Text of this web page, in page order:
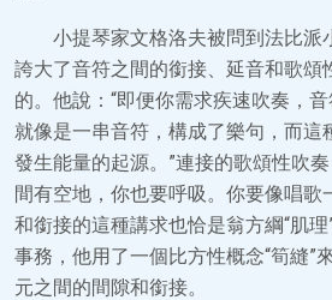
小提琴家文格洛夫被問到法比派
誇大了音符之間的銜接、延音和歌頌
的。他說：“即便你需求疾速吹奏，音
就像是一串音符，構成了樂句，而這
發生能量的起源。”連接的歌頌性吹
間有空地，你也要呼吸。你要像唱歌
和銜接的這種講求也恰是翁方綱“肌
事務，他用了一個比方性概念“筍縫”
元之間的間隙和銜接。